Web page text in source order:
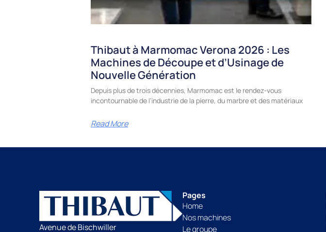
Thibaut à Marmomac Verona 2026 : Les
Machines de Découpe et d’Usinage de
Nouvelle Génération
Depuis plus de trois décennies, Marmomac est le rendez-vous
incontournable de l’industrie de la pierre, du marbre et des matériaux
Read More
Avenue de Bischwiller
Pages
Home
Nos machines
Le groupe